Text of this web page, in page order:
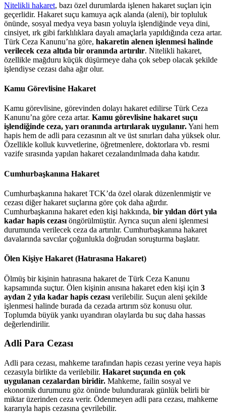
Nitelikli hakaret, bazı özel durumlarda işlenen hakaret suçları için
geçerlidir. Hakaret suçu kamuya açık alanda (aleni), bir topluluk
önünde, sosyal medya veya basın yoluyla işlendiğinde veya dini,
cinsiyet, ırk gibi farklılıklara dayalı amaçlarla yapıldığında ceza artar.
Türk Ceza Kanunu’na göre, hakaretin alenen işlenmesi halinde
verilecek ceza altıda bir oranında artırılır. Nitelikli hakaret,
özellikle mağduru küçük düşürmeye daha çok sebep olacak şekilde
işlendiyse cezası daha ağır olur.
Kamu Görevlisine Hakaret
Kamu görevlisine, görevinden dolayı hakaret edilirse Türk Ceza
Kanunu’na göre ceza artar. Kamu görevlisine hakaret suçu
işlendiğinde ceza, yarı oranında artırılarak uygulanır.Yani hem
hapis hem de adli para cezasının alt ve üst sınırları daha yüksek olur.
Özellikle kolluk kuvvetlerine, öğretmenlere, doktorlara vb. resmi
vazife sırasında yapılan hakaret cezalandırılmada daha katıdır.
Cumhurbaşkanına Hakaret
Cumhurbaşkanına hakaret TCK’da özel olarak düzenlenmiştir ve
cezası diğer hakaret suçlarına göre çok daha ağırdır.
Cumhurbaşkanına hakaret eden kişi hakkında, bir yıldan dört yıla
kadar hapis cezası öngörülmüştür. Ayrıca suçun aleni işlenmesi
durumunda verilecek ceza da artırılır. Cumhurbaşkanına hakaret
davalarında savcılar çoğunlukla doğrudan soruşturma başlatır.
Ölen Kişiye Hakaret (Hatırasına Hakaret)
Ölmüş bir kişinin hatırasına hakaret de Türk Ceza Kanunu
kapsamında suçtur. Ölen kişinin anısına hakaret eden kişi için 3
aydan 2 yıla kadar hapis cezası verilebilir. Suçun aleni şekilde
işlenmesi halinde burada da cezada artırım söz konusu olur.
Toplumda büyük yankı uyandıran olaylarda bu suç daha hassas
değerlendirilir.
Adli Para Cezası
Adli para cezası, mahkeme tarafından hapis cezası yerine veya hapis
cezasıyla birlikte da verilebilir. Hakaret suçunda en çok
uygulanan cezalardan biridir. Mahkeme, failin sosyal ve
ekonomik durumunu göz önünde bulundurarak günlük belirli bir
miktar üzerinden ceza verir. Ödenmeyen adli para cezası, mahkeme
kararıyla hapis cezasına çevrilebilir.